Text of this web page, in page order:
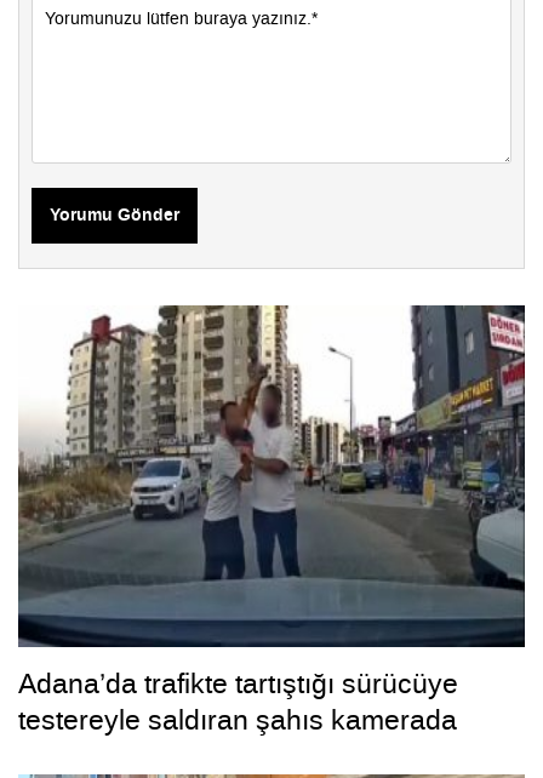
Yorumu Gönder
Adana’da trafikte tartıştığı sürücüye
testereyle saldıran şahıs kamerada